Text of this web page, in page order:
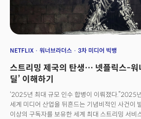
NETFLIX 워너브라더스 3차 미디어 빅뱅
스트리밍 제국의 탄생… 넷플릭스-워
딜’ 이해하기
‘2025년 최대 규모 인수 합병이 이뤄졌다.”2025
세계 미디어 산업을 뒤흔드는 기념비적인 사건이
이상의 구독자를 보유한 세계 최대 스트리밍 서비